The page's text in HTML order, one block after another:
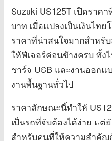
Suzuki US125T เปิดราค
บาท เมื่อแปลงเป็นเงินไท
ราคาที่น่าสนใจมากสำหรั
ให้ฟีเจอร์ค่อนข้างครบ ทั้ง
ชาร์จ USB และงานออกแ
งานพื้นฐานทั่วไป
ราคาลักษณะนี้ทำให้
เป็นรถที่จับต้องได้ง่าย แ
สำหรับคนที่ให้ความสำคัญ